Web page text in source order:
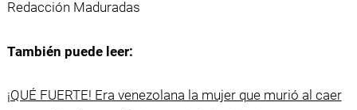
Redacción Maduradas
También puede leer:
¡QUÉ FUERTE! Era venezolana la mujer que murió al caer